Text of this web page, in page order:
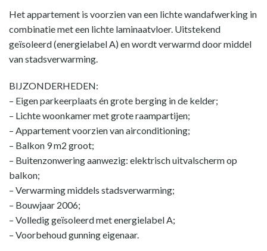
Het appartement is voorzien van een lichte wandafwerking in
combinatie met een lichte laminaatvloer. Uitstekend
geïsoleerd (energielabel A) en wordt verwarmd door middel
van stadsverwarming.
BIJZONDERHEDEN:
– Eigen parkeerplaats én grote berging in de kelder;
– Lichte woonkamer met grote raampartijen;
– Appartement voorzien van airconditioning;
– Balkon 9 m2 groot;
– Buitenzonwering aanwezig: elektrisch uitvalscherm op
balkon;
– Verwarming middels stadsverwarming;
– Bouwjaar 2006;
– Volledig geïsoleerd met energielabel A;
– Voorbehoud gunning eigenaar.